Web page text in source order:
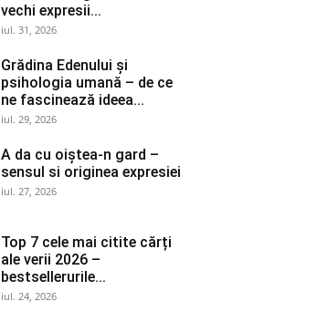
vechi expresii...
iul. 31, 2026
Grădina Edenului și
psihologia umană – de ce
ne fascinează ideea...
iul. 29, 2026
A da cu oiștea-n gard –
sensul si originea expresiei
iul. 27, 2026
Top 7 cele mai citite cărți
ale verii 2026 –
bestsellerurile...
iul. 24, 2026